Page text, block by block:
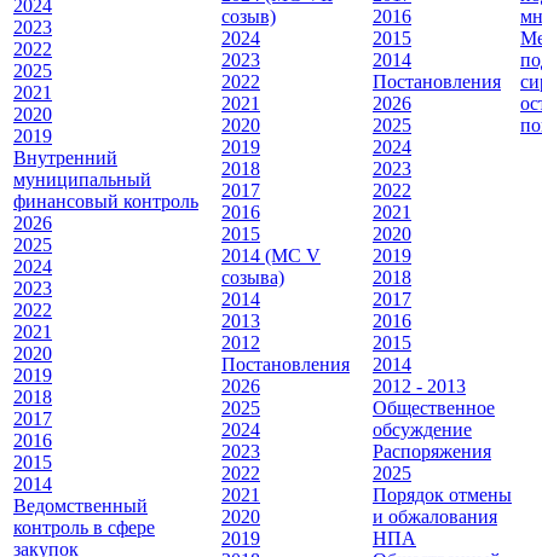
2024
2023
2022
2025
2021
2020
2019
Внутренний
муниципальный
финансовый контроль
2026
2025
2024
2023
2022
2021
2020
2019
2018
2017
2016
2015
2014
Ведомственный
контроль в сфере
закупок
созыв)
2024
2023
2022
2021
2020
2019
2018
2017
2016
2015
2014 (МС V
созыва)
2014
2013
2012
Постановления
2026
2025
2024
2023
2022
2021
2020
2019
2016
2015
2014
Постановления
2026
2025
2024
2023
2022
2021
2020
2019
2018
2017
2016
2015
2014
2012 - 2013
Общественное
обсуждение
Распоряжения
2025
Порядок отмены
и обжалования
НПА